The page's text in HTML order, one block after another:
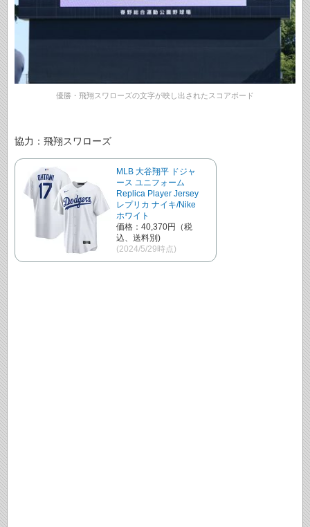
優勝・飛翔スワローズの文字が映し出されたスコアボード
協力：飛翔スワローズ
MLB 大谷翔平 ドジャ
ース ユニフォーム
Replica Player Jersey
レプリカ ナイキ/Nike
ホワイト
価格：40,370円（税
込、送料別)
(2024/5/29時点)